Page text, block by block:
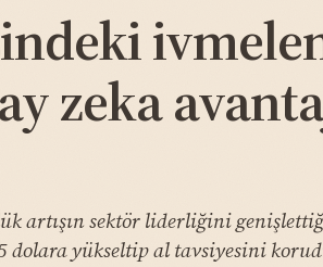
zeka
artışın sektör liderliğini
dolara yükseltip al tavsiyesini